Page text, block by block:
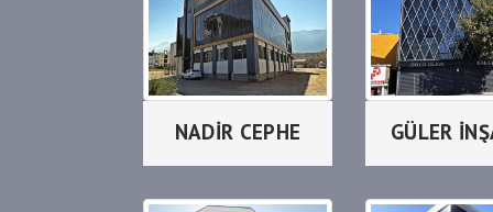
NADİR CEPHE GÜLER